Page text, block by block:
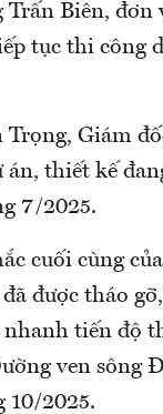
Trấn Biên,
tục thi công
Giám
thiết kế
7/2025.
cuối cùng
được tháo
nhanh tiến độ
ven sông
10/2025.